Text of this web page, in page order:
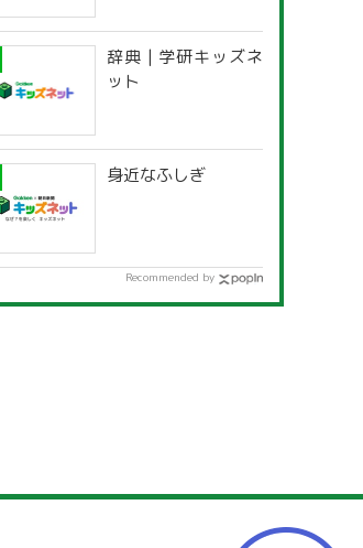
辞典 | 学研キッズネ
ット
身近なふしぎ
Recommended by